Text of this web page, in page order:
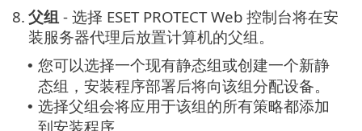
8. 父组 - 选择 ESET PROTECT Web 控制台将在安
装服务器代理后放置计算机的父组。
• 您可以选择一个现有静态组或创建一个新静
态组，安装程序部署后将向该组分配设备。
• 选择父组会将应用于该组的所有策略都添加
到安装程序。